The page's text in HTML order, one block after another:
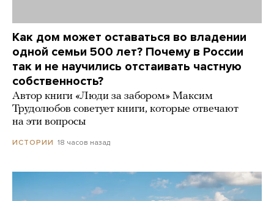
Как дом может оставаться во владении
одной семьи 500 лет? Почему в России
так и не научились отстаивать частную
собственность?
Автор книги «Люди за забором» Максим
Трудолюбов советует книги, которые отвечают
на эти вопросы
ИСТОРИИ 18 часов назад